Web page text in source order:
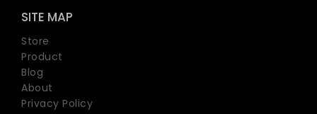
SITE MAP
Store
Product
Blog
About
Privacy Policy